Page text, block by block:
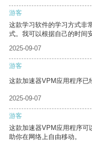
游客
这款学习软件的学习方式非
式。我可以根据自己的时间
2025-09-07
游客
这款加速器VPM应用程序已
2025-09-07
游客
这款加速器VPM应用程序可
助你在网络上自由移动。